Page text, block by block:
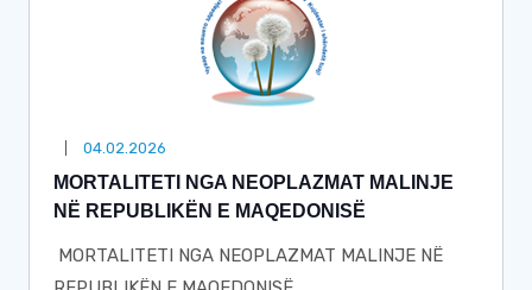
04.02.2026
MORTALITETI NGA NEOPLAZMAT MALINJE
NË REPUBLIKËN E MAQEDONISË
MORTALITETI NGA NEOPLAZMAT MALINJE NË